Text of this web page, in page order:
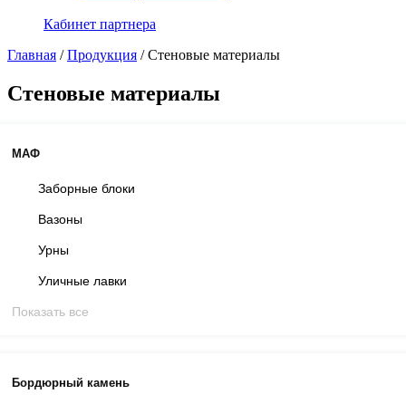
Кабинет партнера
Главная /Продукция /Стеновые материалы
Стеновые материалы
МАФ
Заборные блоки
Вазоны
Урны
Уличные лавки
Показать все
Бордюрный камень